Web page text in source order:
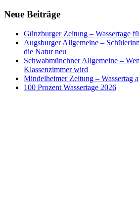
Neue Beiträge
Günzburger Zeitung – Wassertage
Augsburger Allgemeine –
die Natur neu
Schwabmünchner Allgemeine –
Klassenzimmer wird
Mindelheimer Zeitung – Wassertag
100 Prozent Wassertage 2026